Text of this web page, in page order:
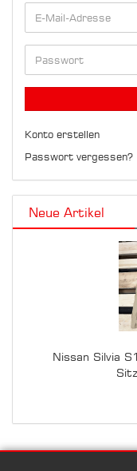
E-
Mail-
Adresse
Passwort
Konto erstellen
Passwort vergessen?
Neue Artikel
Nissan Silvia